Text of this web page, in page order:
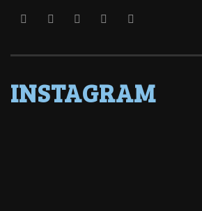
INSTAGRAM